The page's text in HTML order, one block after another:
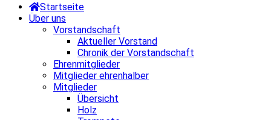
Startseite
Über uns
Vorstandschaft
Aktueller Vorstand
Chronik der Vorstandschaft
Ehrenmitglieder
Mitglieder ehrenhalber
Mitglieder
Übersicht
Holz